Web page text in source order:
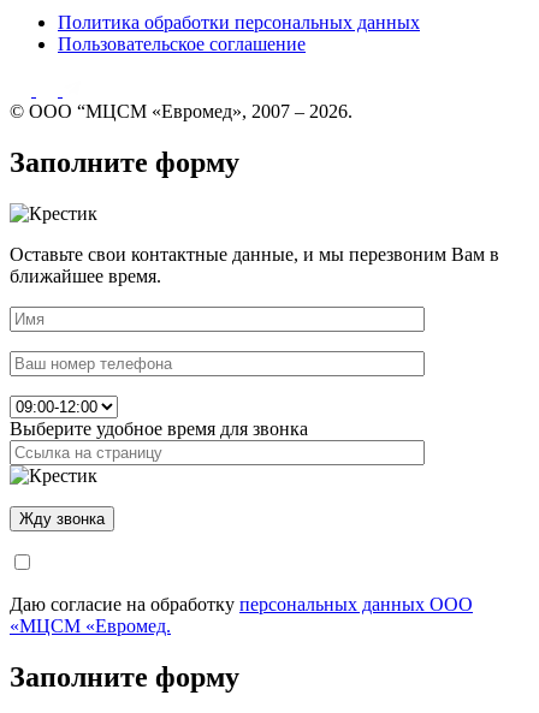
Политика обработки персональных данных
Пользовательское соглашение
© ООО “МЦСМ «Евромед», 2007 – 2026.
Заполните форму
Оставьте свои контактные данные, и мы перезвоним Вам в
ближайшее время.
Выберите удобное время для звонка
Даю согласие на обработку персональных данных ООО
«МЦСМ «Евромед.
Заполните форму